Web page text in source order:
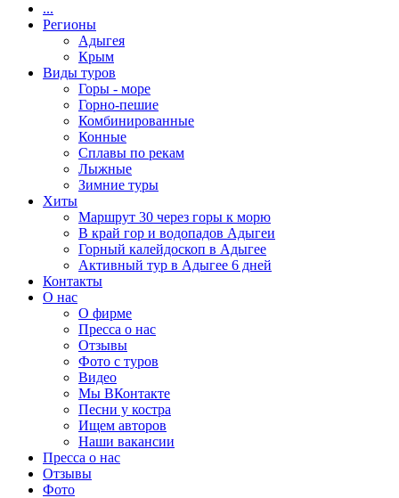
...
Регионы
Адыгея
Крым
Виды туров
Горы - море
Горно-пешие
Комбинированные
Конные
Сплавы по рекам
Лыжные
Зимние туры
Хиты
Маршрут 30 через горы к морю
В край гор и водопадов Адыгеи
Горный калейдоскоп в Адыгее
Активный тур в Адыгее 6 дней
Контакты
О нас
О фирме
Пресса о нас
Отзывы
Фото с туров
Видео
Мы ВКонтакте
Песни у костра
Ищем авторов
Наши вакансии
Пресса о нас
Отзывы
Фото